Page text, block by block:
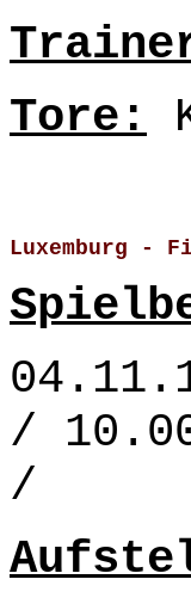
Tore:
Luxemburg
/
/